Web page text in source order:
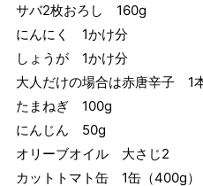
サバ2枚おろし 160g
にんにく 1かけ分
しょうが 1かけ分
大人だけの場合は赤唐辛子 1
たまねぎ 100g
にんじん 50g
オリーブオイル 大さじ2
カットトマト缶 1缶（400g）